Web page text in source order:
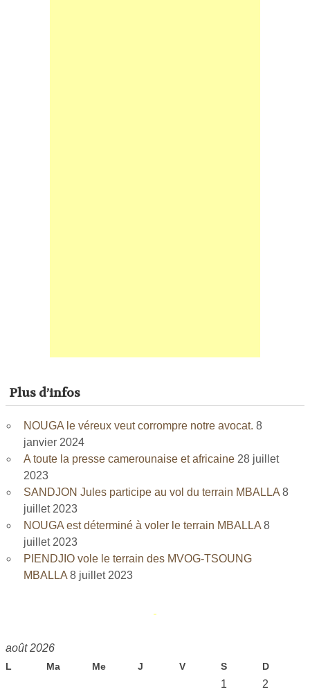
Plus d’infos
NOUGA le véreux veut corrompre notre avocat. 8
janvier 2024
A toute la presse camerounaise et africaine 28 juillet
2023
SANDJON Jules participe au vol du terrain MBALLA 8
juillet 2023
NOUGA est déterminé à voler le terrain MBALLA 8
juillet 2023
PIENDJIO vole le terrain des MVOG-TSOUNG
MBALLA 8 juillet 2023
août 2026
L Ma Me J V S D
1
2